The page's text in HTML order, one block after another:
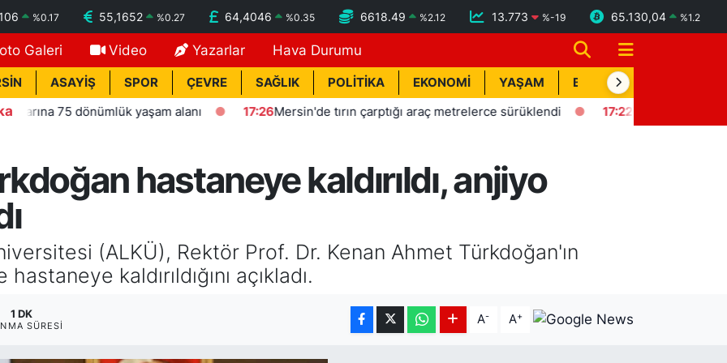
%0.17 55,1652 %0.27 64,4046 %0.35 6618.49 %2.12 13.773 %-19 65.130,04 %1.2
Galeri Video Yazarlar Hava Durumu
ASAYİŞ SPOR ÇEVRE SAĞLIK POLİTİKA EKONOMİ YAŞAM BİK İLAN
75 dönümlük yaşam alanı 17:26 Mersin'de tırın çarptığı araç metrelerce sürüklendi 17:22 Tarsus'ta kırsal
hastaneye kaldırıldı, anjiyo
(ALKÜ), Rektör Prof. Dr. Kenan Ahmet Türkdoğan'ın
kaldırıldığını açıkladı.
1 DK
SÜRESI A- A+